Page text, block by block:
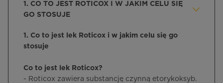
1. CO TO JEST ROTICOX I W JAKIM CELU SIĘ
GO STOSUJE
1. Co to jest lek Roticox i w jakim celu się go
stosuje
Co to jest lek Roticox?
- Roticox zawiera substancję czynną etorykoksyb.